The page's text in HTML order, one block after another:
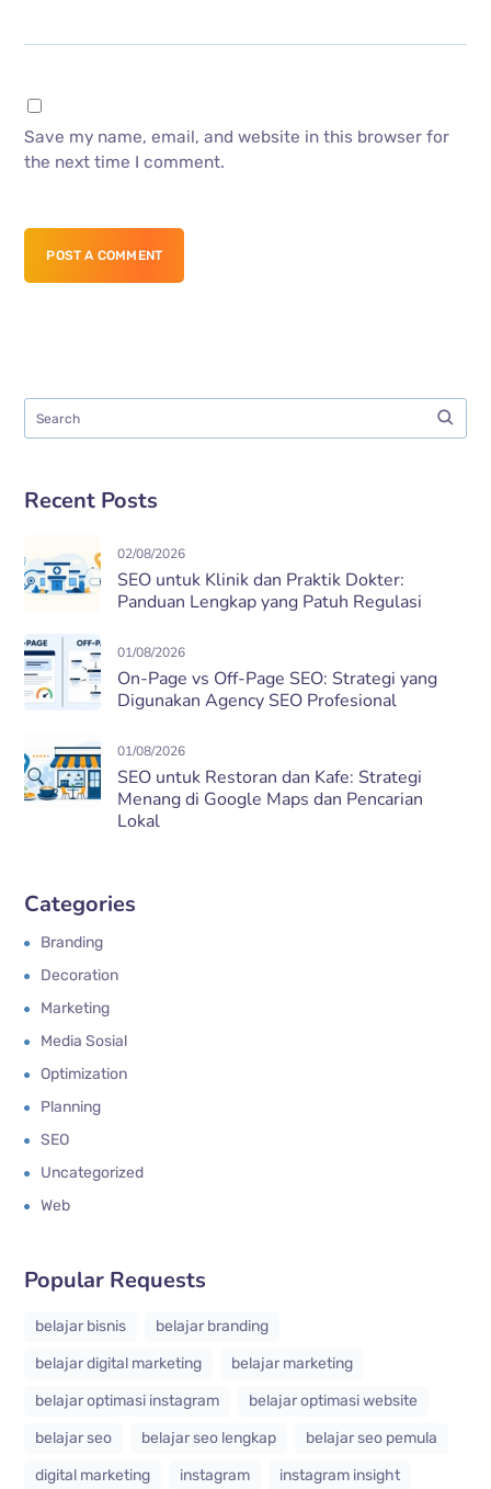
Save my name, email, and website in this browser for
the next time I comment.
POST A COMMENT
Recent Posts
02/08/2026
SEO untuk Klinik dan Praktik Dokter:
Panduan Lengkap yang Patuh Regulasi
01/08/2026
On-Page vs Off-Page SEO: Strategi yang
Digunakan Agency SEO Profesional
01/08/2026
SEO untuk Restoran dan Kafe: Strategi
Menang di Google Maps dan Pencarian
Lokal
Categories
Branding
Decoration
Marketing
Media Sosial
Optimization
Planning
SEO
Uncategorized
Web
Popular Requests
belajar bisnis
belajar branding
belajar digital marketing
belajar marketing
belajar optimasi instagram
belajar optimasi website
belajar seo
belajar seo lengkap
belajar seo pemula
digital marketing
instagram
instagram insight